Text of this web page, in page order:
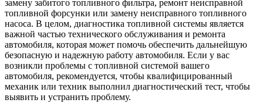
замену забитого топливного фильтра, ремонт неисправной
топливной форсунки или замену неисправного топливного
насоса. В целом, диагностика топливной системы является
важной частью технического обслуживания и ремонта
автомобиля, которая может помочь обеспечить дальнейшую
безопасную и надежную работу автомобиля. Если у вас
возникли проблемы с топливной системой вашего
автомобиля, рекомендуется, чтобы квалифицированный
механик или техник выполнил диагностический тест, чтобы
выявить и устранить проблему.